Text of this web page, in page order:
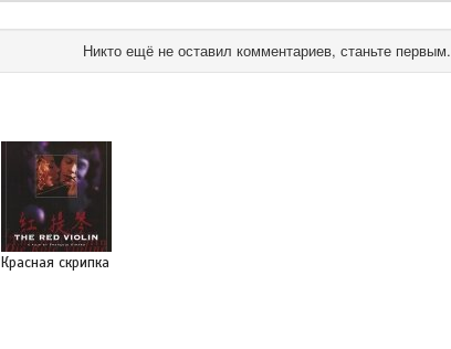
Никто ещё не оставил комментариев, станьте первым.
Красная скрипка